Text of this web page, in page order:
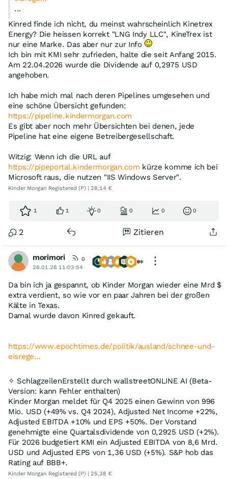
...
Kinred finde ich nicht, du meinst wahrscheinlich Kinetrex
Energy? Die heissen korrekt "LNG Indy LLC", KineTrex ist
nur eine Marke. Das aber nur zur Info
Ich bin mit KMI sehr zufrieden, halte die seit Anfang 2015.
Am 22.04.2026 wurde die Dividende auf 0,2975 USD
angehoben.
Ich habe mich mal nach deren Pipelines umgesehen und
eine schöne Übersicht gefunden:
https://pipeline.kindermorgan.com
Es gibt aber noch mehr Übersichten bei denen, jede
Pipeline hat eine eigene Betreibergesellschaft.
Witzig: Wenn ich die URL auf
https://pipeportal.kindermorgan.com kürze komme ich bei
Microsoft raus, die nutzen "IIS Windows Server".
Kinder Morgan Registered (P) | 28,14 €
1 1 0 0 0 0
2 Zitieren
morimori
0
26.01.26 11:03:54
Da bin ich ja gespannt, ob Kinder Morgan wieder eine Mrd $
extra verdient, so wie vor en paar Jahren bei der großen
Kälte in Texas.
Damal wurde davon Kinred gekauft.
https://www.epochtimes.de/politik/ausland/schnee-und-
eisrege…
✧ SchlagzeilenErstellt durch wallstreetONLINE AI (Beta-
Version: kann Fehler enthalten)
Kinder Morgan meldet für Q4 2025 einen Gewinn von 996
Mio. USD (+49% vs. Q4 2024), Adjusted Net Income +22%,
Adjusted EBITDA +10% und EPS +50%. Der Vorstand
genehmigte eine Quartalsdividende von 0,2925 USD (+2%).
Für 2026 budgetiert KMI ein Adjusted EBITDA von 8,6 Mrd.
USD und Adjusted EPS von 1,36 USD (+5%). S&P hob das
Rating auf BBB+.
Kinder Morgan Registered (P) | 25,38 €